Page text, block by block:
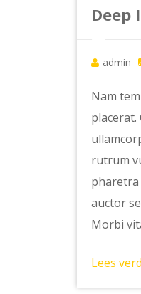
Deep
admin
Nam
rutrum
auctor
Morbi
Lees